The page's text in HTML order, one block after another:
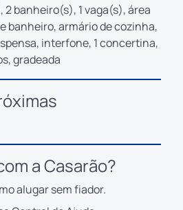
2 banheiro(s), 1 vaga(s), área
banheiro, armário de cozinha,
interfone, 1 concertina,
gradeada
a Casarão?
alugar sem fiador.